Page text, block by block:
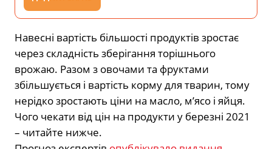
Навесні вартість більшості продуктів зростає
через складність зберігання торішнього
врожаю. Разом з овочами та фруктами
збільшується і вартість корму для тварин, тому
нерідко зростають ціни на масло, м’ясо і яйця.
Чого чекати від цін на продукти у березні 2021
– читайте нижче.